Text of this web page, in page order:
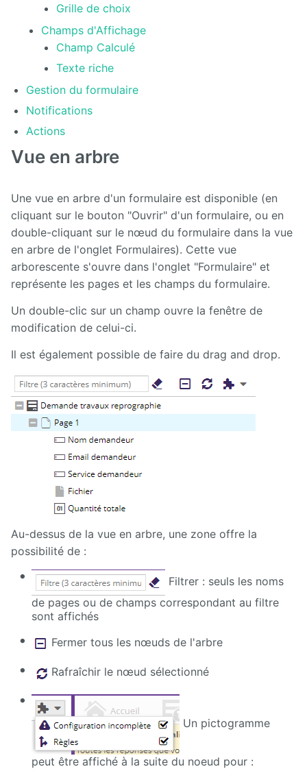
External
Data
Extra User
Management
FAQ
Flipbook
Forms
Edition
Front
Notification
Gadgets
Glossary
Google
Calendar
Hyperplanning
Job
directory
Microsoft
365
Multimedia
MyFavorites
News
Newsletter
Nextcloud
Grille de choix
Champs d'Affichage
Champ Calculé
Texte riche
Gestion du formulaire
Notifications
Actions
Vue en arbre
Une vue en arbre d'un formulaire est disponible (en
cliquant sur le bouton "Ouvrir" d'un formulaire, ou en
double-cliquant sur le nœud du formulaire dans la vue
en arbre de l'onglet Formulaires). Cette vue
arborescente s'ouvre dans l'onglet "Formulaire" et
représente les pages et les champs du formulaire.
Un double-clic sur un champ ouvre la fenêtre de
modification de celui-ci.
Il est également possible de faire du drag and drop.
Au-dessus de la vue en arbre, une zone offre la
possibilité de :
Filtrer : seuls les noms
de pages ou de champs correspondant au filtre
sont affichés
Fermer tous les nœuds de l'arbre
Rafraîchir le nœud sélectionné
Un pictogramme
peut être affiché à la suite du noeud pour :